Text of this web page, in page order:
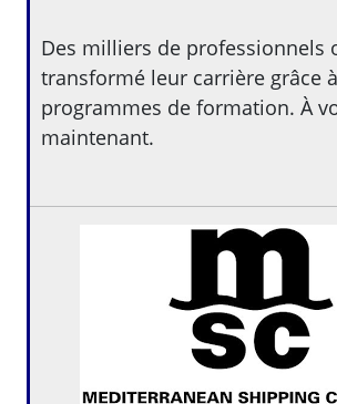
Des milliers de professionnels
transformé leur carrière grâce
programmes de formation. À
maintenant.